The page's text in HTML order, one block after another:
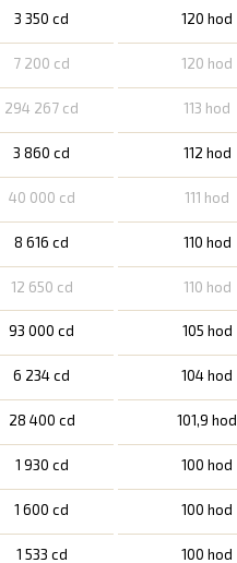
3 350 cd 120 hod
7 200 cd 120 hod
294 267 cd 113 hod
3 860 cd 112 hod
40 000 cd 111 hod
8 616 cd 110 hod
12 650 cd 110 hod
93 000 cd 105 hod
6 234 cd 104 hod
28 400 cd 101,9 hod
1 930 cd 100 hod
1 600 cd 100 hod
1 533 cd 100 hod